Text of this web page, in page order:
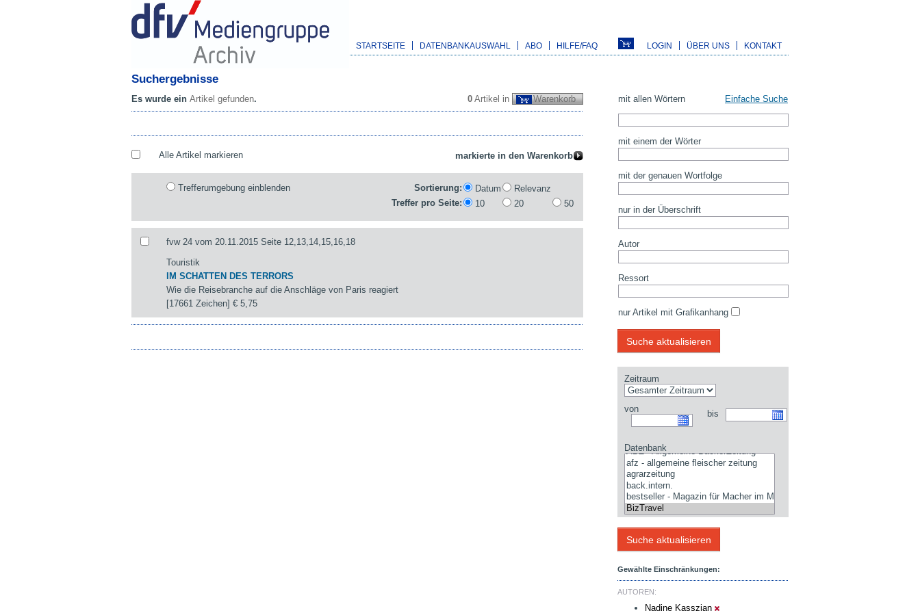
STARTSEITE DATENBANKAUSWAHL ABO HILFE/FAQ LOGIN ÜBER UNS KONTAKT
Suchergebnisse
0 Artikel in Warenkorb
Es wurde ein Artikel gefunden.
Alle Artikel markieren
Trefferumgebung einblenden Sortierung: Datum
Relevanz
Treffer pro Seite:
10 20 50
fvw 24 vom 20.11.2015 Seite 12,13,14,15,16,18
Touristik
IM SCHATTEN DES TERRORS
Wie die Reisebranche auf die Anschläge von Paris reagiert
[17661 Zeichen]€ 5,75
mit allen Wörtern Einfache Suche
mit einem der Wörter
mit der genauen Wortfolge
nur in der Überschrift
Autor
Ressort
nur Artikel mit Grafikanhang
Zeitraum
von bis
Datenbank
Gewählte Einschränkungen:
AUTOREN:
Nadine Kasszian